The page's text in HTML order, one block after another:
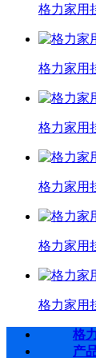
格力家用
格力家用
格力家用
格力家用
格力家用
格力家用
格
产